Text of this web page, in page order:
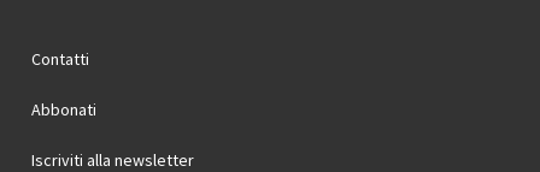
Contatti
Abbonati
Iscriviti alla newsletter